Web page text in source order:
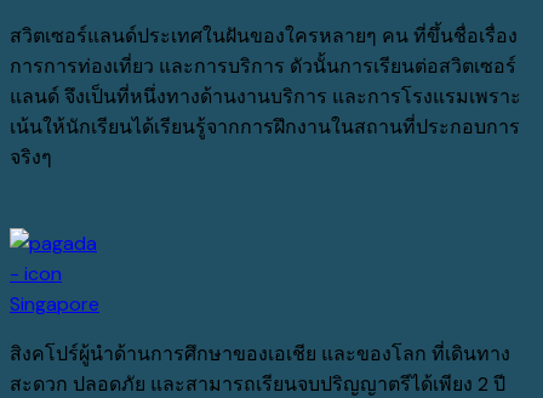
สวิตเซอร์แลนด์ประเทศในฝันของใครหลายๆ คน ที่ขึ้นชื่อเรื่อง
การการท่องเที่ยว และการบริการ ดัวนั้นการเรียนต่อสวิตเซอร์
แลนด์ จึงเป็นที่หนึ่งทางด้านงานบริการ และการโรงแรมเพราะ
เน้นให้นักเรียนได้เรียนรู้จากการฝึกงานในสถานที่ประกอบการ
จริงๆ
Singapore
สิงคโปร์ผู้นำด้านการศึกษาของเอเชีย และของโลก ที่เดินทาง
สะดวก ปลอดภัย และสามารถเรียนจบปริญญาตรีได้เพียง 2 ปี